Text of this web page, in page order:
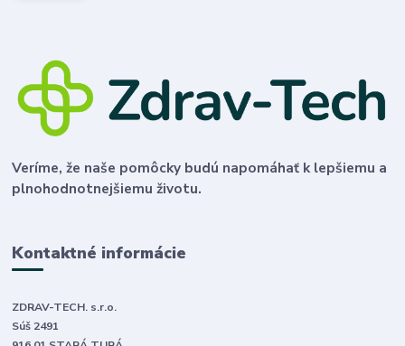
Veríme, že naše pomôcky budú napomáhať k lepšiemu a
plnohodnotnejšiemu životu.
Kontaktné informácie
ZDRAV-TECH. s.r.o.
Súš 2491